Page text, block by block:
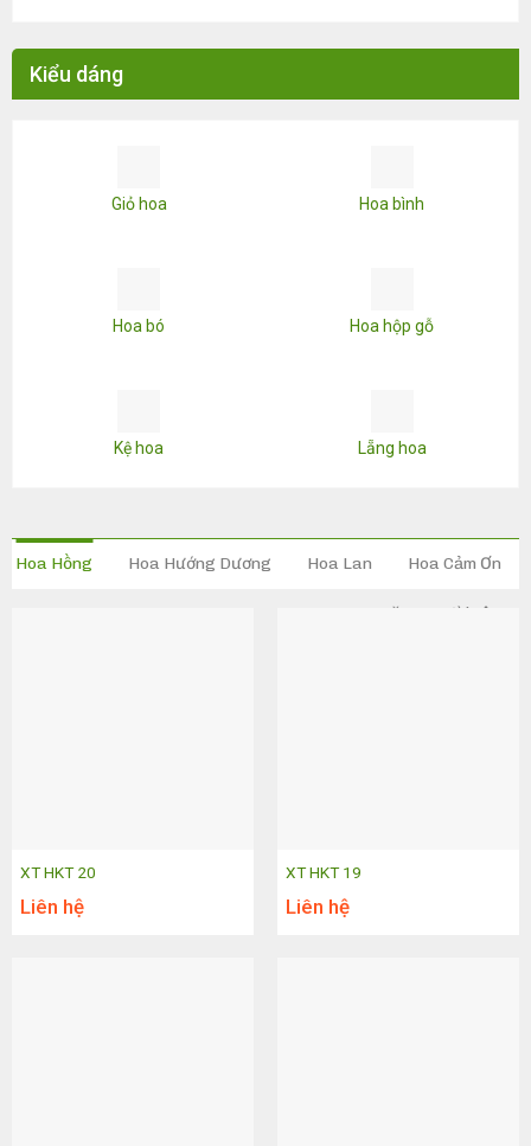
Kiểu dáng
Giỏ hoa Hoa bình
Hoa bó Hoa hộp gỗ
Kệ hoa Lẵng hoa
Hoa Hồng Hoa Hướng Dương Hoa Lan Hoa Cảm Ơn
Tặng người yêu
XT HKT 20
Liên hệ
XT HKT 19
Liên hệ